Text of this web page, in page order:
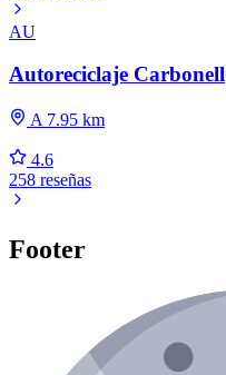
AU
Autoreciclaje Carbonell
A 7.95 km
4.6
258 reseñas
Footer